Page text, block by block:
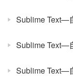
Sublime Text—
Sublime Text—
Sublime Text—